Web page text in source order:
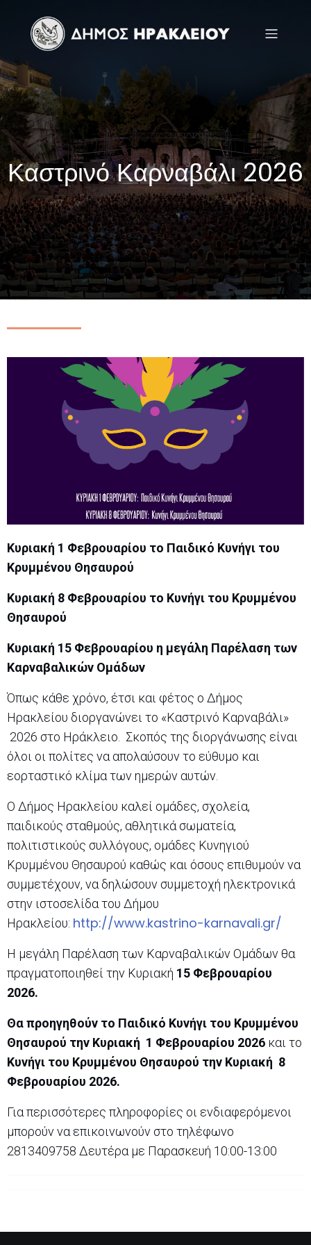
Καστρινό Καρναβάλι 2026
Κυριακή 1 Φεβρουαρίου το Παιδικό Κυνήγι του
Κρυμμένου Θησαυρού
Κυριακή 8 Φεβρουαρίου το Κυνήγι του Κρυμμένου
Θησαυρού
Κυριακή 15 Φεβρουαρίου η μεγάλη Παρέλαση των
Καρναβαλικών Ομάδων
Όπως κάθε χρόνο, έτσι και φέτος o Δήμος
Ηρακλείου διοργανώνει το «Καστρινό Καρναβάλι»
2026 στο Ηράκλειο. Σκοπός της διοργάνωσης είναι
όλοι οι πολίτες να απολαύσουν το εύθυμο και
εορταστικό κλίμα των ημερών αυτών.
Ο Δήμος Ηρακλείου καλεί ομάδες, σχολεία,
παιδικούς σταθμούς, αθλητικά σωματεία,
πολιτιστικούς συλλόγους, ομάδες Κυνηγιού
Κρυμμένου Θησαυρού καθώς και όσους επιθυμούν να
συμμετέχουν, να δηλώσουν συμμετοχή ηλεκτρονικά
στην ιστοσελίδα του Δήμου
Ηρακλείου: http://www.kastrino-karnavali.gr/
Η μεγάλη Παρέλαση των Καρναβαλικών Ομάδων θα
πραγματοποιηθεί την Κυριακή 15 Φεβρουαρίου
2026.
Θα προηγηθούν το Παιδικό Κυνήγι του Κρυμμένου
Θησαυρού την Κυριακή 1 Φεβρουαρίου 2026 και το
Κυνήγι του Κρυμμένου Θησαυρού την Κυριακή 8
Φεβρουαρίου 2026.
Για περισσότερες πληροφορίες οι ενδιαφερόμενοι
μπορούν να επικοινωνούν στο τηλέφωνο
2813409758 Δευτέρα με Παρασκευή 10:00-13:00